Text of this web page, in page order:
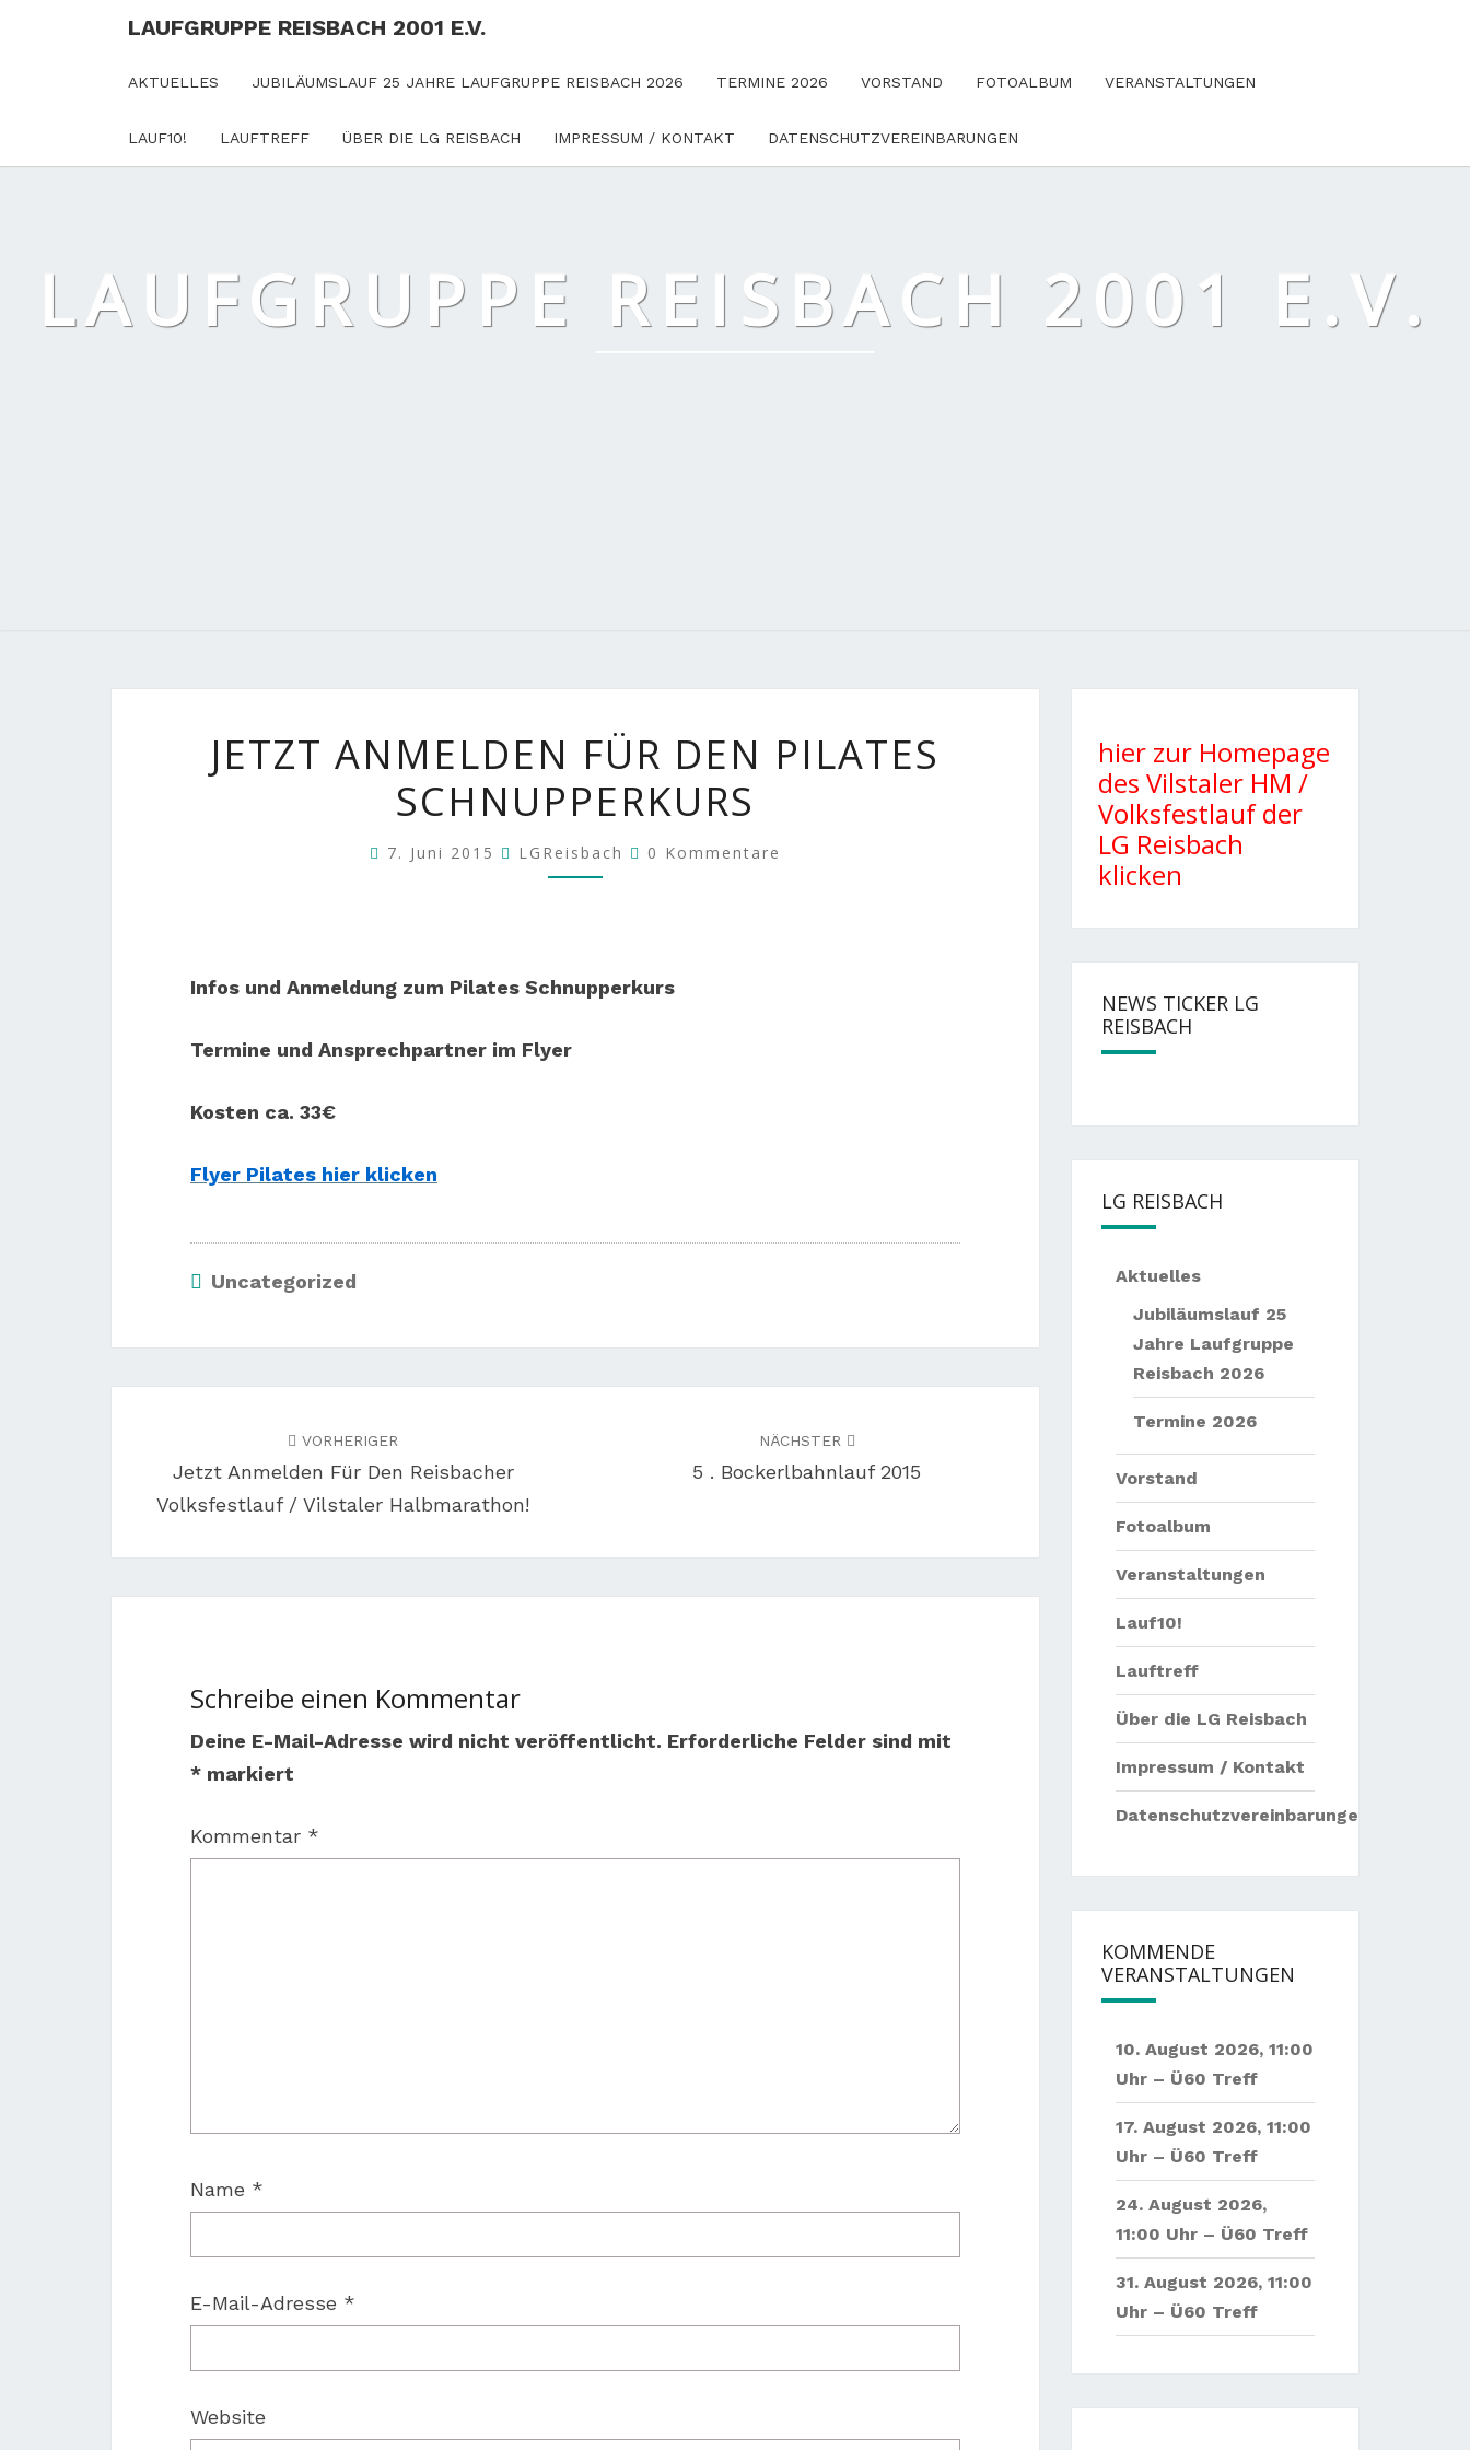
LAUFGRUPPE REISBACH 2001 E.V.
AKTUELLES JUBILÄUMSLAUF 25 JAHRE LAUFGRUPPE REISBACH 2026 TERMINE 2026 VORSTAND FOTOALBUM VERANSTALTUNGEN
LAUF10! LAUFTREFF ÜBER DIE LG REISBACH IMPRESSUM / KONTAKT DATENSCHUTZVEREINBARUNGEN
LAUFGRUPPE REISBACH 2001 E.V.
ANMELDEN
FÜR
DEN
PILATES
JETZT ANMELDEN FÜR DEN PILATES
SCHNUPPERKURS
7. Juni 2015 LGReisbach Kommentare
0 Kommentare
Infos und Anmeldung zum Pilates Schnupperkurs
Termine und Ansprechpartner im Flyer
Kosten ca. 33€
Flyer Pilates hier klicken
Uncategorized
VORHERIGER
Jetzt Anmelden Für Den Reisbacher
Volksfestlauf / Vilstaler Halbmarathon!
NÄCHSTER
5 . Bockerlbahnlauf 2015
Schreibe einen Kommentar
Deine E-Mail-Adresse wird nicht veröffentlicht. Erforderliche Felder sind mit
* markiert
Kommentar *
Name *
E-Mail-Adresse *
Website
hier zur Homepage
des Vilstaler HM /
Volksfestlauf der
LG Reisbach
klicken
NEWS TICKER LG
REISBACH
LG REISBACH
Aktuelles
Jubiläumslauf 25
Jahre Laufgruppe
Reisbach 2026
Termine 2026
Vorstand
Fotoalbum
Veranstaltungen
Lauf10!
Lauftreff
Über die LG Reisbach
Impressum / Kontakt
Datenschutzvereinbarungen
KOMMENDE
VERANSTALTUNGEN
10. August 2026, 11:00
Uhr – Ü60 Treff
17. August 2026, 11:00
Uhr – Ü60 Treff
24. August 2026,
11:00 Uhr – Ü60 Treff
31. August 2026, 11:00
Uhr – Ü60 Treff